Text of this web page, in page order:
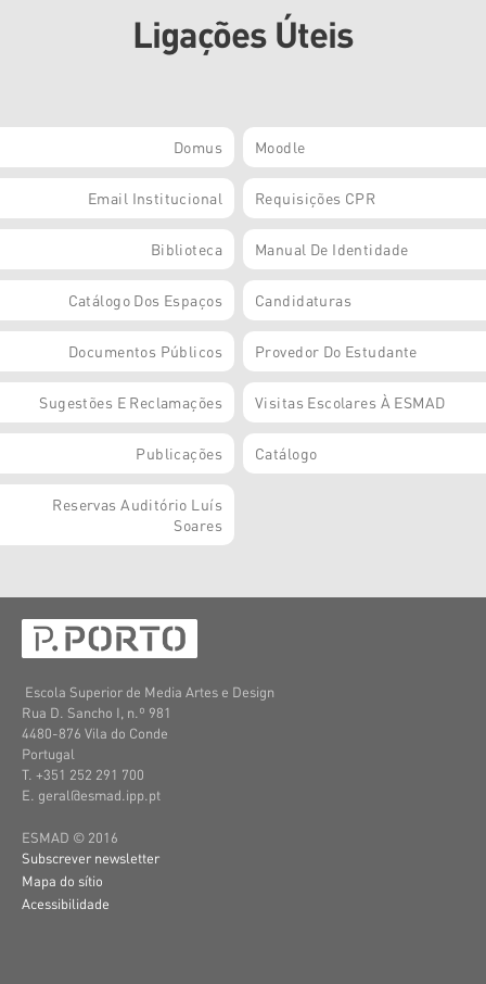
Ligações Úteis
Domus Moodle
Email Institucional Requisições CPR
Biblioteca Manual De Identidade
Catálogo Dos Espaços Candidaturas
Documentos Públicos Provedor Do Estudante
Sugestões E Reclamações Visitas Escolares À ESMAD
Publicações Catálogo
Reservas Auditório Luís
Soares
Escola Superior de Media Artes e Design
Rua D. Sancho I, n.º 981
4480-876 Vila do Conde
Portugal
T. +351 252 291 700
E. geral@esmad.ipp.pt
ESMAD © 2016
Subscrever newsletter
Mapa do sítio
Acessibilidade